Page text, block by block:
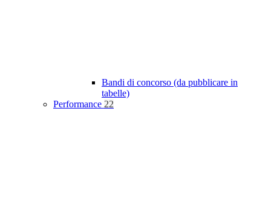
Bandi di concorso (da pubblicare in
tabelle)
Performance 22